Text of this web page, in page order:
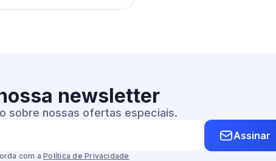
newsletter
sobre nossas ofertas especiais.
Assinar
com a Política de Privacidade